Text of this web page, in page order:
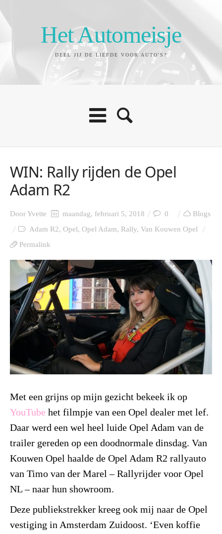
Het Automeisje
DEEL JIJ DE LIEFDE VOOR AUTO'S?
WIN: Rally rijden de Opel
Adam R2
DoorYvette maandag, februari 5, 2018 0
Blogs
Adam R2, Opel, Opel Adam, Rally, Van Kouwen Opel
Permalink
Met een grijns op mijn gezicht bekeek ik op
YouTube het filmpje van een Opel dealer met lef.
Daar werd een wel heel luide Opel Adam van de
trailer gereden op een doodnormale dinsdag. Van
Kouwen Opel haalde de Opel Adam R2 rallyauto
van Timo van der Marel – Rallyrijder voor Opel
NL – naar hun showroom.
Deze publiekstrekker kreeg ook mij naar de Opel
vestiging in Amsterdam Zuidoost. ‘Even koffie